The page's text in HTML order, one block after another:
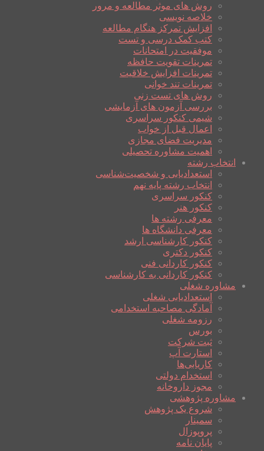
روش های موثر مطالعه و مرور
خلاصه نویسی
افزایش تمرکز هنگام مطالعه
کتب کمک درسی و تست
موفقیت در امتحانات
تمرینات تقویت حافظه
تمرینات افزایش خلاقیت
تمرینات تند خوانی
روش های تست زنی
بررسی آزمون های آزمایشی
شیمی کنکور سراسری
اعمال قبل از خواب
مدیریت فضای مجازی
اهمیت مشاوره تحصیلی
انتخاب رشته
استعدادیابی و شخصیت‌شناسی
انتخاب رشته پایه نهم
کنکور سراسری
کنکور هنر
معرفی رشته ها
معرفی دانشگاه ها
کنکور کارشناسی ارشد
کنکور دکتری
کنکور کاردانی فنی
کنکور کاردانی به کارشناسی
مشاوره شغلی
استعدادیابی شغلی
آمادگی مصاحبه استخدامی
رزومه شغلی
بورس
ثبت شرکت
استارت آپ
کاریابی‌ها
استخدام دولتی
مجوز داروخانه
مشاوره پژوهشی
شروع یک پژوهش
سمینار
پروپوزال
پایان نامه